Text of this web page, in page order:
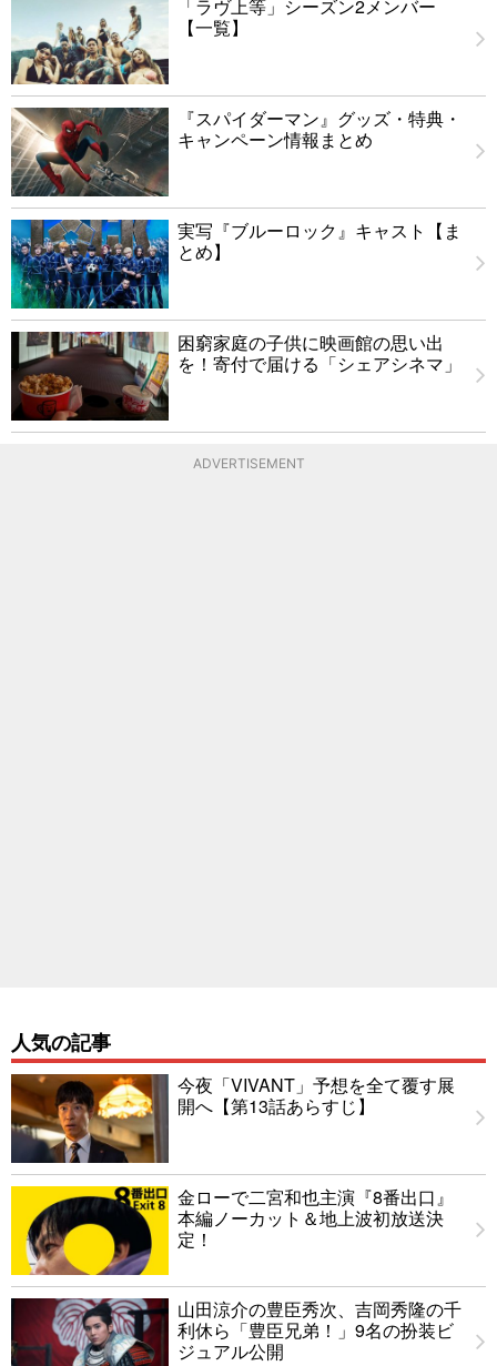
「ラヴ上等」シーズン2メンバー
【一覧】
『スパイダーマン』グッズ・特典・
キャンペーン情報まとめ
実写『ブルーロック』キャスト【ま
とめ】
困窮家庭の子供に映画館の思い出
を！寄付で届ける「シェアシネマ」
ADVERTISEMENT
人気の記事
今夜「VIVANT」予想を全て覆す展
開へ【第13話あらすじ】
金ローで二宮和也主演『8番出口』
本編ノーカット＆地上波初放送決
定！
山田涼介の豊臣秀次、吉岡秀隆の千
利休ら「豊臣兄弟！」9名の扮装ビ
ジュアル公開